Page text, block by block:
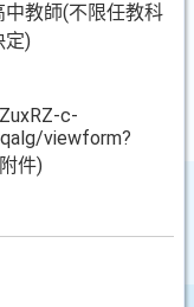
教師(不限任教科
定)
c-
viewform?
件)